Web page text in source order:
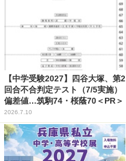
【中学受験2027】四谷大塚、第2
回合不合判定テスト（7/5実施）
偏差値…筑駒74・桜蔭70＜PR＞
2026.7.10